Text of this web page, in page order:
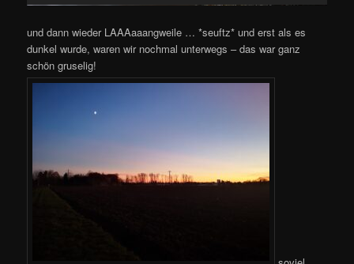
und dann wieder LAAAaaangweile … *seuftz* und erst als es
dunkel wurde, waren wir nochmal unterwegs – das war ganz
schön gruselig!